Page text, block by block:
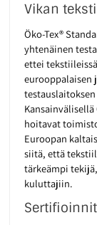
Vikan
Öko-Tex®
yhtenäinen
ettei
eurooppalaisen
hoitavat
Euroopan
siitä, että
tärkeämpi
kuluttajiin.
Sertifioinnit